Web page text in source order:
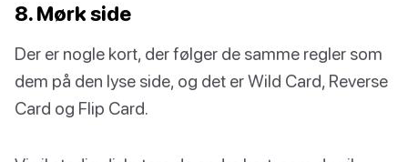
8. Mørk side
Der er nogle kort, der følger de samme regler som
dem på den lyse side, og det er Wild Card, Reverse
Card og Flip Card.